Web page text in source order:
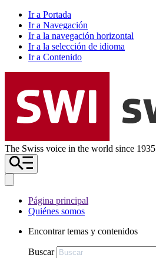
Ir a Portada
Ir a Navegación
Ir a la navegación horizontal
Ir a la selección de idioma
Ir a Contenido
The Swiss voice in the world since 1935
Página principal
Quiénes somos
Encontrar temas y contenidos
Buscar